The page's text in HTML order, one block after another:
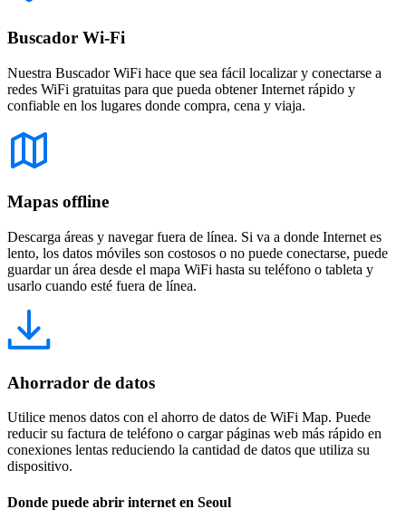
Buscador Wi-Fi
Nuestra Buscador WiFi hace que sea fácil localizar y conectarse a
redes WiFi gratuitas para que pueda obtener Internet rápido y
confiable en los lugares donde compra, cena y viaja.
Mapas offline
Descarga áreas y navegar fuera de línea. Si va a donde Internet es
lento, los datos móviles son costosos o no puede conectarse, puede
guardar un área desde el mapa WiFi hasta su teléfono o tableta y
usarlo cuando esté fuera de línea.
Ahorrador de datos
Utilice menos datos con el ahorro de datos de WiFi Map. Puede
reducir su factura de teléfono o cargar páginas web más rápido en
conexiones lentas reduciendo la cantidad de datos que utiliza su
dispositivo.
Donde puede abrir internet en Seoul